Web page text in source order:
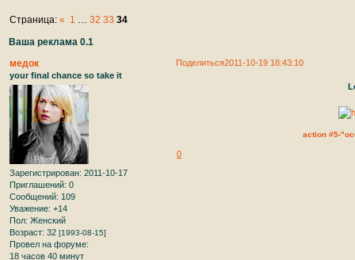
Ваша реклама 0.1
Страница:« 1 … 32 33 34
Поделиться2011-10-19 18:43:10
медок
your final chance so take it
Зарегистрирован: 2011-10-17
Приглашений: 0
Сообщений: 109
Уважение: +14
Пол: Женский
Возраст: 32 [1993-08-15]
Провел на форуме:
18 часов 40 минут
action #5-
0